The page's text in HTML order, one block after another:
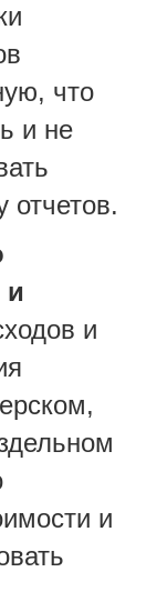
что
и не
отчетов.
и
и
и